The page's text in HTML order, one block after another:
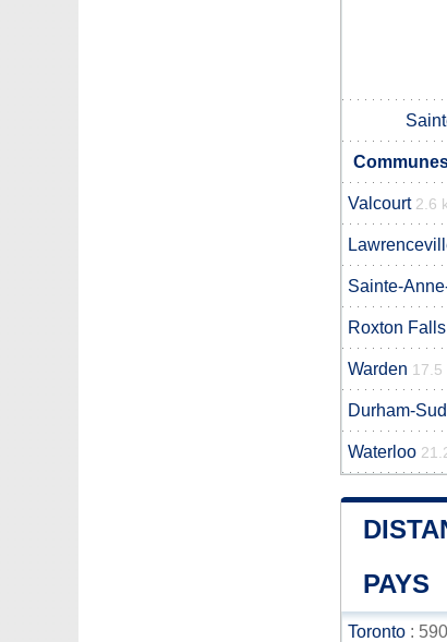
Valcourt 2.6
Sainte-
Roxton Falls
Warden 17.5
Durham-Sud
Waterloo
PAYS
Toronto :